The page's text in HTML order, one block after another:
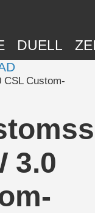
DUELL
Custom-
3.0